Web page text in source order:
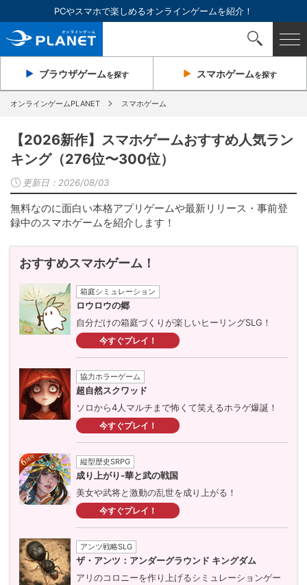
PCやスマホで楽しめるオンラインゲームを紹介！
ブラウザゲームを探す スマホゲームを探す
オンラインゲームPLANET スマホゲーム
【2026新作】スマホゲームおすすめ人気ラン
キング（276位〜300位）
更新日： 2026/08/03
無料なのに面白い本格アプリゲームや最新リリース・事前登
録中のスマホゲームを紹介します！
おすすめスマホゲーム！
箱庭シミュレーション
ロウロウの郷
自分だけの箱庭づくりが楽しいヒーリングSLG！
今すぐプレイ！
協力ホラーゲーム
超自然スクワッド
ソロから4人マルチまで怖くて笑えるホラゲ爆誕！
今すぐプレイ！
縦型歴史SRPG
成り上がり-華と武の戦国
美女や武将と激動の乱世を成り上がる！
今すぐプレイ！
アンツ戦略SLG
ザ・アンツ：アンダーグラウンド キングダム
アリのコロニーを作り上げるシミュレーションゲー